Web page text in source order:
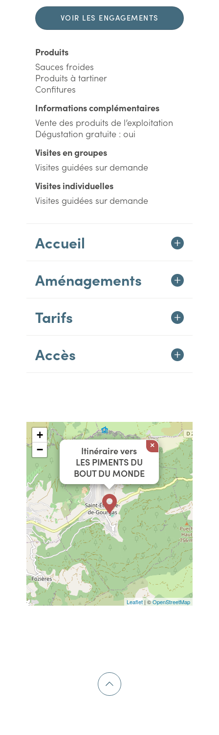
VOIR LES ENGAGEMENTS
Produits
Sauces froides
Produits à tartiner
Confitures
Informations complémentaires
Vente des produits de l’exploitation
Dégustation gratuite : oui
Visites en groupes
Visites guidées sur demande
Visites individuelles
Visites guidées sur demande
Accueil
Aménagements
Tarifs
Accès
Itinéraire vers
LES PIMENTS DU
BOUT DU MONDE
×
+
−
Leaflet| ©OpenStreetMap